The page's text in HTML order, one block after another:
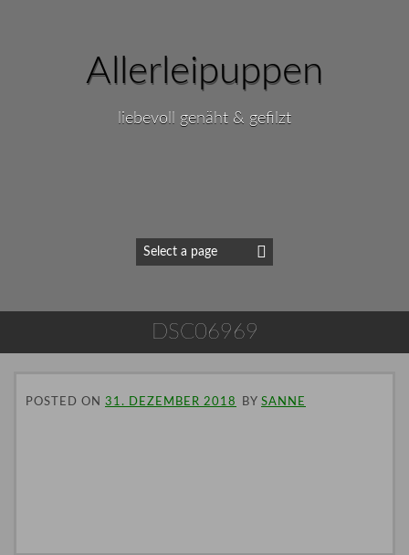
Allerleipuppen
liebevoll genäht & gefilzt
DSC06969
POSTED ON 31. DEZEMBER 2018 BY SANNE